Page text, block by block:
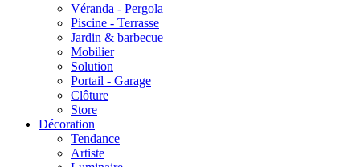
Véranda - Pergola
Piscine - Terrasse
Jardin & barbecue
Mobilier
Solution
Portail - Garage
Clôture
Store
Décoration
Tendance
Artiste